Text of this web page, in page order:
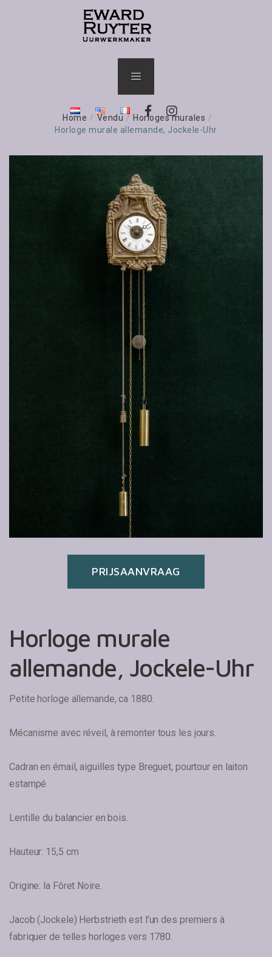
Home / Vendu / Horloges murales /
Horloge murale allemande, Jockele-Uhr
PRIJSAANVRAAG
Horloge murale
allemande, Jockele-Uhr
Petite horloge allemande, ca 1880.
Mécanisme avec réveil, à remonter tous les jours.
Cadran en émail, aiguilles type Breguet, pourtour en laiton
estampé
Lentille du balancier en bois.
Hauteur: 15,5 cm
Origine: la Fôret Noire.
Jacob (Jockele) Herbstrieth est l’un des premiers à
fabriquer de telles horloges vers 1780.